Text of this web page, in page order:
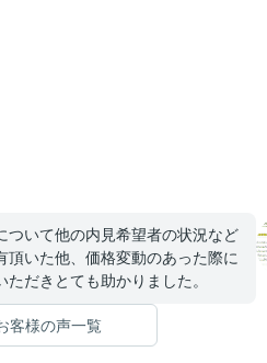
ついて他の内見希望者の状況など
頂いた他、価格変動のあった際に
ただきとても助かりました。
客様の声一覧